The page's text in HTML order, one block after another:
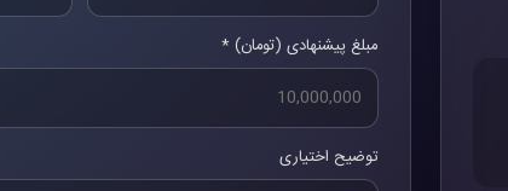
مبلغ پیشنهادی (تومان) *
توضیح اختیاری